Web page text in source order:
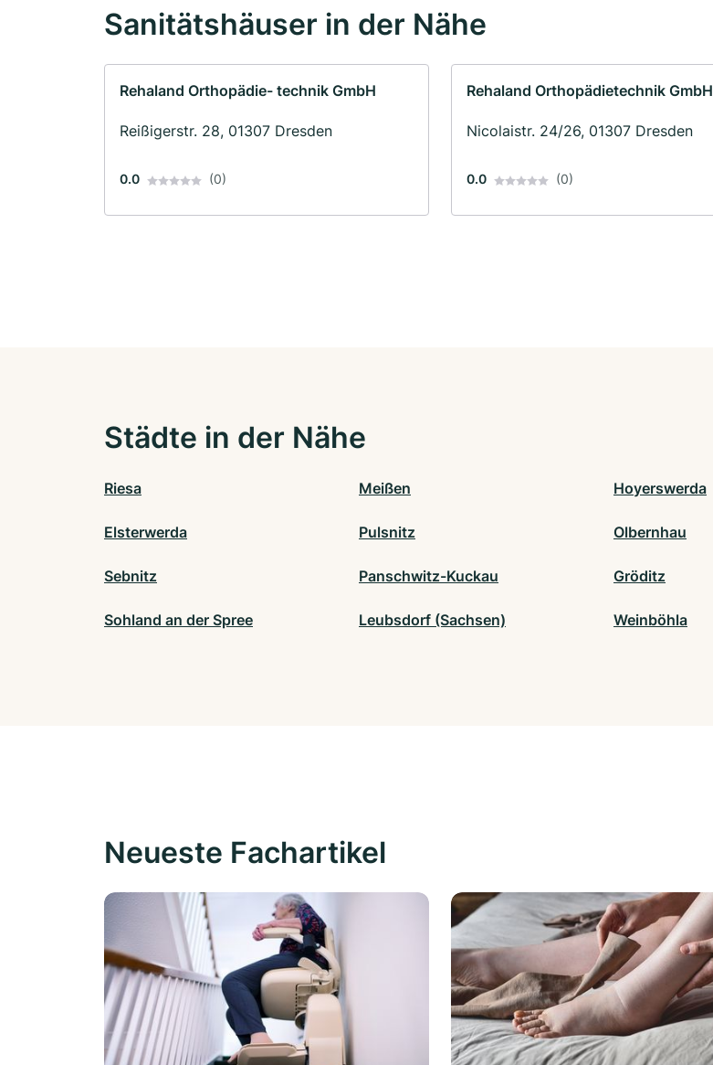
Sanitätshäuser in der Nähe
Rehaland Orthopädie- technik GmbH
Reißigerstr. 28, 01307 Dresden
0.0 (0)
Rehaland Orthopädietechnik GmbH
Nicolaistr. 24/26, 01307 Dresden
0.0 (0)
Städte in der Nähe
Riesa Meißen Hoyerswerda
Elsterwerda Pulsnitz Olbernhau
Sebnitz Panschwitz-Kuckau Gröditz
Sohland an der Spree Leubsdorf (Sachsen) Weinböhla
Neueste Fachartikel